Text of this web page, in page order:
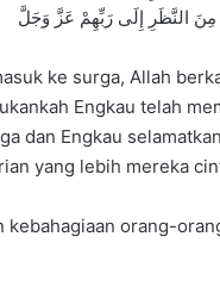
النَّظَرِ إِلَى رَبِّهِمْ عَزَّ وَجَلَّ
ke surga, Allah
Engkau telah
dan Engkau
yang lebih mereka
orang-